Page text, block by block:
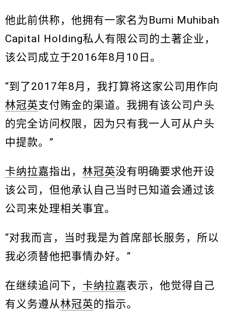
他此前供称，他拥有一家名为Bumi Muhibah
Capital Holding私人有限公司的土著企业，
该公司成立于2016年8月10日。
“到了2017年8月，我打算将这家公司用作向
林冠英支付贿金的渠道。我拥有该公司户头
的完全访问权限，因为只有我一人可从户头
中提款。”
卡纳拉嘉指出， 林冠英没有明确要求他开设
该公司，但他承认自己当时已知道会通过该
公司来处理相关事宜。
“对我而言，当时我是为首席部长服务，所以
我必须替他把事情办好。”
在继续追问下， 卡纳拉嘉表示，他觉得自己
有义务遵从林冠英的指示。